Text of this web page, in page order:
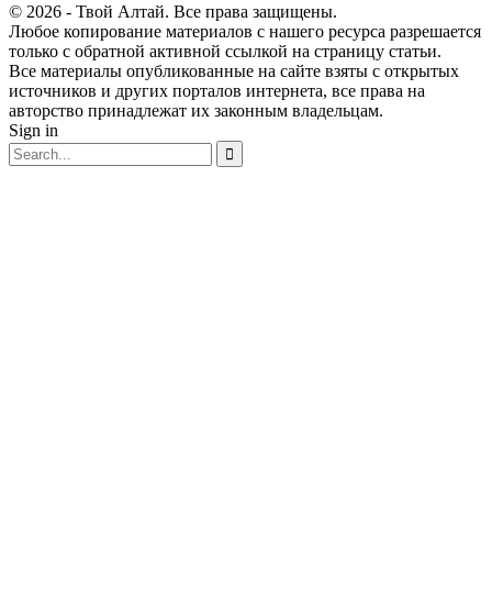
© 2026 - Твой Алтай. Все права защищены.
Любое копирование материалов с нашего ресурса разрешается
только с обратной активной ссылкой на страницу статьи.
Все материалы опубликованные на сайте взяты с открытых
источников и других порталов интернета, все права на
авторство принадлежат их законным владельцам.
Sign in